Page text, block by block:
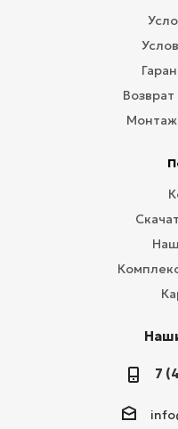
Монтаж
7